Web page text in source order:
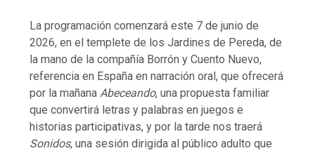
La programación comenzará este 7 de junio de
2026, en el templete de los Jardines de Pereda, de
la mano de la compañía Borrón y Cuento Nuevo,
referencia en España en narración oral, que ofrecerá
por la mañanaAbeceando, una propuesta familiar
que convertirá letras y palabras en juegos e
historias participativas, y por la tarde nos traerá
Sonidos, una sesión dirigida al público adulto que